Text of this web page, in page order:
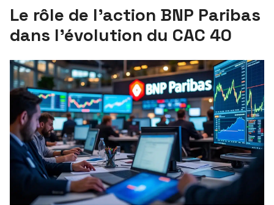
Le rôle de l’action BNP Paribas
dans l’évolution du CAC 40